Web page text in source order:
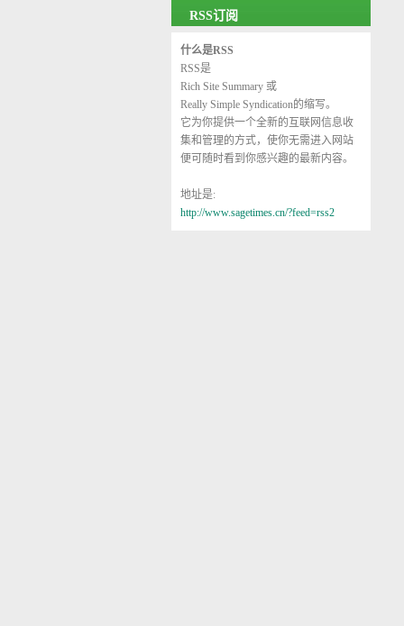
RSS订阅
什么是RSS
RSS是
Rich Site Summary 或
Really Simple Syndication的缩写。
它为你提供一个全新的互联网信息收
集和管理的方式，使你无需进入网站
便可随时看到你感兴趣的最新内容。
地址是:
http://www.sagetimes.cn/?feed=rss2